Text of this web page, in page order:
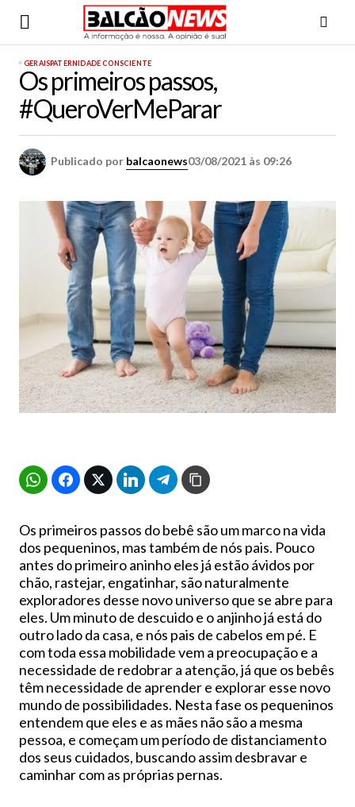
GERAISPATERNIDADE CONSCIENTE
Os primeiros passos,
#QueroVerMeParar
Publicado por balcaonews03/08/2021 às 09:26
Os primeiros passos do bebê são um marco na vida
dos pequeninos, mas também de nós pais. Pouco
antes do primeiro aninho eles já estão ávidos por
chão, rastejar, engatinhar, são naturalmente
exploradores desse novo universo que se abre para
eles. Um minuto de descuido e o anjinho já está do
outro lado da casa, e nós pais de cabelos em pé. E
com toda essa mobilidade vem a preocupação e a
necessidade de redobrar a atenção, já que os bebês
têm necessidade de aprender e explorar esse novo
mundo de possibilidades. Nesta fase os pequeninos
entendem que eles e as mães não são a mesma
pessoa, e começam um período de distanciamento
dos seus cuidados, buscando assim desbravar e
caminhar com as próprias pernas.